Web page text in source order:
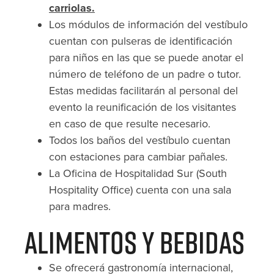
carriolas.
Los módulos de información del vestíbulo
cuentan con pulseras de identificación
para niños en las que se puede anotar el
número de teléfono de un padre o tutor.
Estas medidas facilitarán al personal del
evento la reunificación de los visitantes
en caso de que resulte necesario.
Todos los baños del vestíbulo cuentan
con estaciones para cambiar pañales.
La Oficina de Hospitalidad Sur (South
Hospitality Office) cuenta con una sala
para madres.
Alimentos y Bebidas
Se ofrecerá gastronomía internacional,